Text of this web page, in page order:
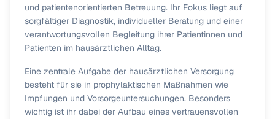
und patientenorientierten Betreuung. Ihr Fokus liegt auf
sorgfältiger Diagnostik, individueller Beratung und einer
verantwortungsvollen Begleitung ihrer Patientinnen und
Patienten im hausärztlichen Alltag.
Eine zentrale Aufgabe der hausärztlichen Versorgung
besteht für sie in prophylaktischen Maßnahmen wie
Impfungen und Vorsorgeuntersuchungen. Besonders
wichtig ist ihr dabei der Aufbau eines vertrauensvollen